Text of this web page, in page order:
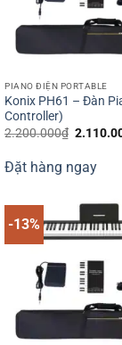
PIANO ĐIỆN PORTABLE
Konix PH61 – Đàn
Controller)
2.200.000₫ Giá
Đặt hàng ngay
-13%